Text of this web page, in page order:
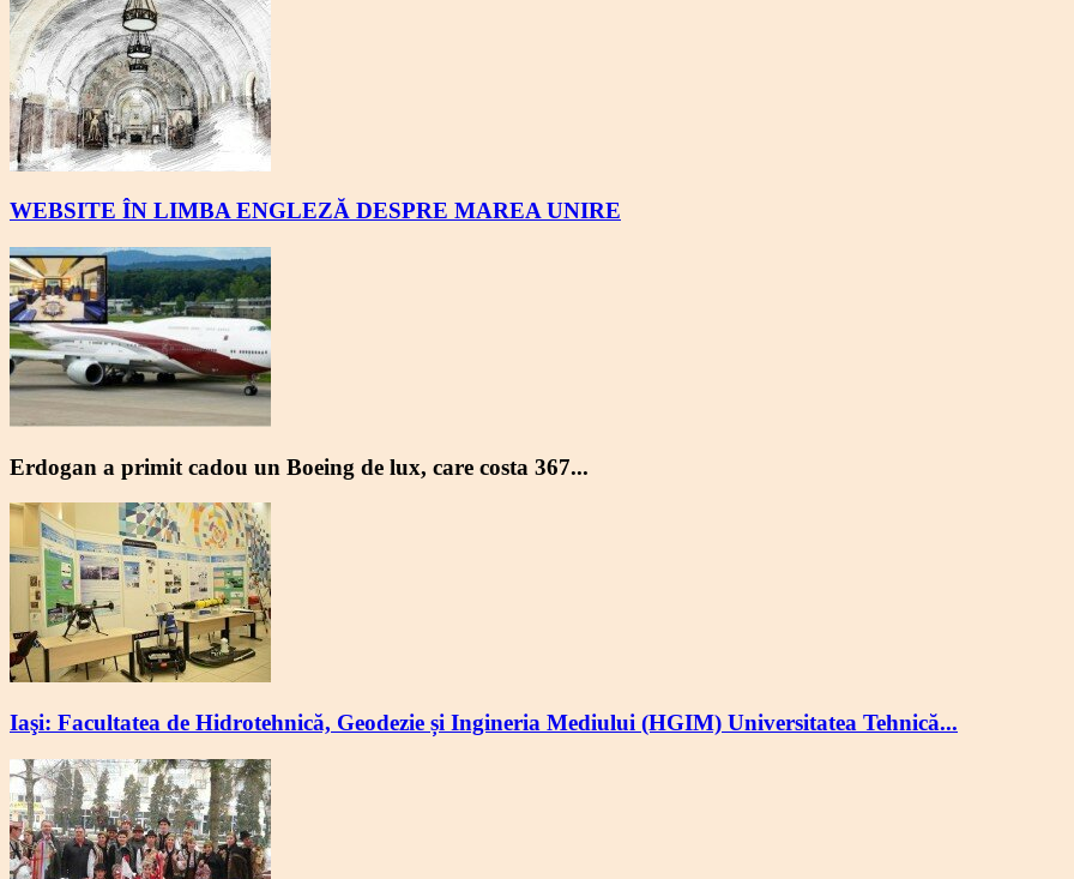
WEBSITE ÎN LIMBA ENGLEZĂ DESPRE MAREA UNIRE
Erdogan a primit cadou un Boeing de lux, care costa 367...
Iaşi: Facultatea de Hidrotehnică, Geodezie și Ingineria Mediului (HGIM) Universitatea Tehnică...